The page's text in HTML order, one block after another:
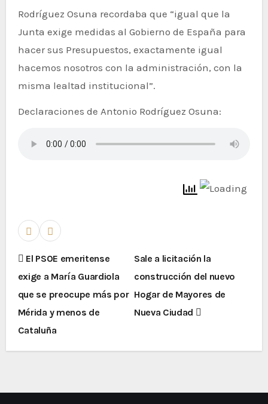
Rodríguez Osuna recordaba que “igual que la
Junta exige medidas al Gobierno de España para
hacer sus Presupuestos, exactamente igual
hacemos nosotros con la administración, con la
misma lealtad institucional”.
Declaraciones de Antonio Rodríguez Osuna:
El PSOE emeritense
exige a María Guardiola
que se preocupe más por
Mérida y menos de
Cataluña
Sale a licitación la
construcción del nuevo
Hogar de Mayores de
Nueva Ciudad